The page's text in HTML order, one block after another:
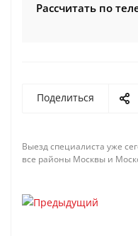
Рассчитать по
Поделиться
Выезд специалиста уже
все районы Москвы и